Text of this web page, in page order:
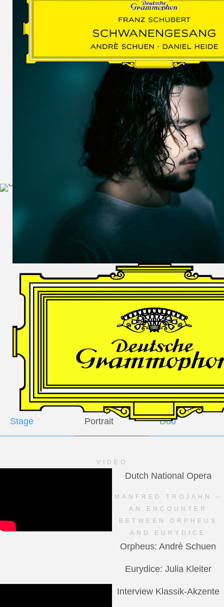
WOLF
MARTIN
SCHUMANN,
LIEDERKREIS
OP. 24
SECHS
MONOLOGE
AUS
JEDERMANN
GESÄNGE
Andrè Schuen,
Baritone
Daniel Heide,
Piano
GALLERY
Stage Portrait Duo
VIDEO
Dutch National Opera
MANFRED TROJAHN –
AN ENCOUNTER
BETWEEN ORPHEUS
AND EURYDICE
Orpheus: Andrè Schuen
Eurydice: Julia Kleiter
Interview Klassik-Akzente